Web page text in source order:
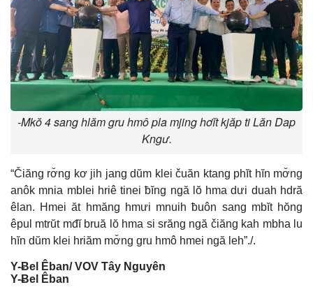
-Mkŏ 4 sang hlăm gru hmô pla mjing hơĭt kjăp ti Lăn Dap
Kngư.
“Čiăng rơ̆ng kơ jih jang dŭm klei čuăn ktang phĭt hĭn mơ̆ng
anôk mnia mblei hriê tinei ƀĭng ngă lŏ hma dưi duah hdră
êlan. Hmei ăt hmăng hmưi mnuih ƀuôn sang mbĭt hŏng
êpul mtrŭt mđĭ bruă lŏ hma si srăng ngă čiăng kah mbha lu
hĭn dŭm klei hriăm mơ̆ng gru hmô hmei ngă leh”./.
Y-Ƀel Êban/ VOV Tây Nguyên
Y-Ƀel Êban